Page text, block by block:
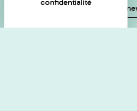
Inscrivez-vous à la
confidentialité